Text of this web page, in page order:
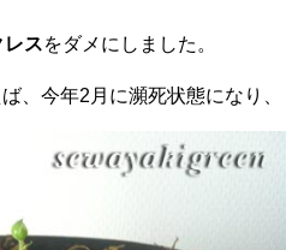
レスをダメにしました。
、今年2月に瀕死状態になり、